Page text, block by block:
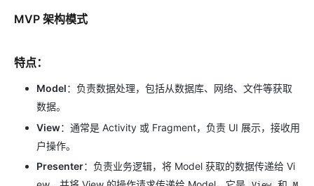
MVP 架构模式
特点：
Model：负责数据处理，包括从数据库、网络、文件等获取
数据。
View：通常是 Activity 或 Fragment，负责 UI 展示，接收用
户操作。
Presenter：负责业务逻辑，将 Model 获取的数据传递给 Vi